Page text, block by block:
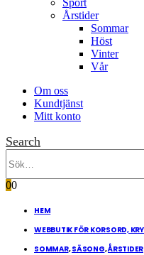
Sport
Årstider
Sommar
Höst
Vinter
Vår
Om oss
Kundtjänst
Mitt konto
Search
00
HEM
WEBBUTIK FÖR KORSORD,
SOMMAR,SÄSONG,ÅRSTIDER